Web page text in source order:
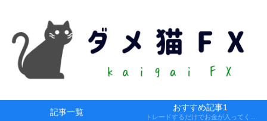
記事一覧 おすすめ記事1